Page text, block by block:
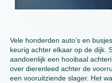
Vele honderden auto’s en
keurig achter elkaar op de dijk.
aandoenlijk een hooibaal
over dierenleed achter de
een vooruitziende slager. Het